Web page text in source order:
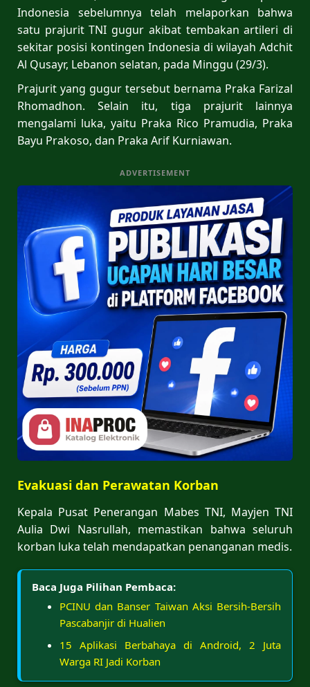
Indonesia sebelumnya telah melaporkan bahwa
satu prajurit TNI gugur akibat tembakan artileri di
sekitar posisi kontingen Indonesia di wilayah Adchit
Al Qusayr, Lebanon selatan, pada Minggu (29/3).
Prajurit yang gugur tersebut bernama Praka Farizal
Rhomadhon. Selain itu, tiga prajurit lainnya
mengalami luka, yaitu Praka Rico Pramudia, Praka
Bayu Prakoso, dan Praka Arif Kurniawan.
ADVERTISEMENT
Evakuasi dan Perawatan Korban
Kepala Pusat Penerangan Mabes TNI, Mayjen TNI
Aulia Dwi Nasrullah, memastikan bahwa seluruh
korban luka telah mendapatkan penanganan medis.
Baca Juga Pilihan Pembaca:
PCINU dan Banser Taiwan Aksi Bersih-Bersih
Pascabanjir di Hualien
15 Aplikasi Berbahaya di Android, 2 Juta
Warga RI Jadi Korban